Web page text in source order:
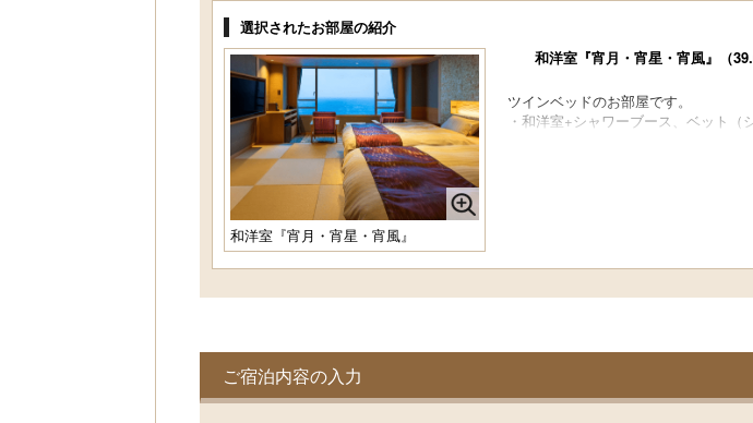
和モダン和洋室 『海邦・月灯・恵海』
（40.2平米）【禁煙室】2017/07リノベ
ート
1名様料金 25,300円～(2名
様1室利用時)
定員 2～3名様
和モダン和洋室 『陽那・桃音』（40.2
平米）【禁煙室】2018/07リノベート
1名様料金25,300円～(2名
様1室利用時)
定員 2～3名様
和モダン和洋室 『海来・海音』『海
定員 2名様
和洋室『宵月・宵星・宵風』（39.6平
米）【禁煙室】2023/12リノベート
選択されたお部屋の紹介
和洋室『宵月・宵星・宵風』
和洋室『宵月・宵星・宵風』（
ツインベッドのお部屋です。
・和洋室+シャワーブース、ベット（
50インチ液晶TV 加湿機能付空気
ご宿泊内容の入力